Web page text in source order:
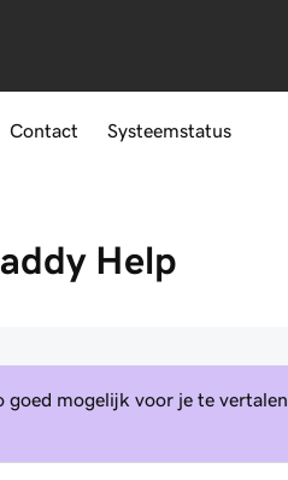
Contact Systeemstatus
Help
goed mogelijk voor je te vertalen.